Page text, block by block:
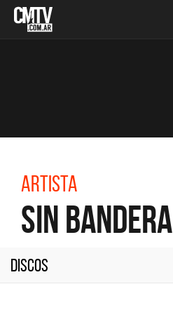
Artista
Sin Bandera
Discos